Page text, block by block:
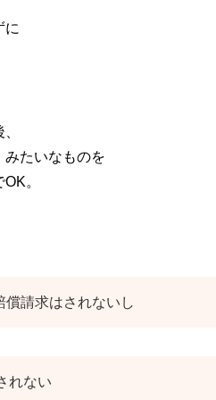
に
みたいなものを
。
償請求はされないし
れない